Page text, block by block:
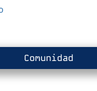
Comunidad